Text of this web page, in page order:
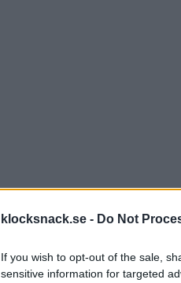
klocksnack.se - Do Not
If you wish to opt-out of the sale,
sensitive information for targeted